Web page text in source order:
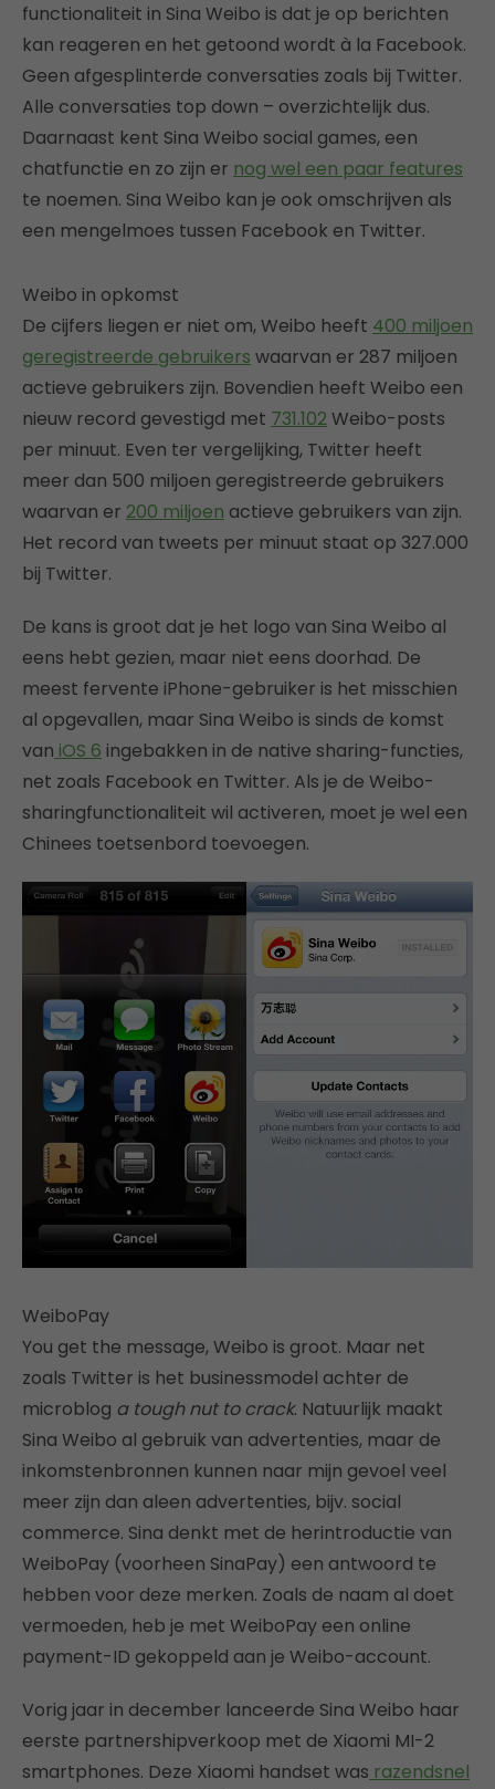
functionaliteit in Sina Weibo is dat je op berichten
kan reageren en het getoond wordt à la Facebook.
Geen afgesplinterde conversaties zoals bij Twitter.
Alle conversaties top down – overzichtelijk dus.
Daarnaast kent Sina Weibo social games, een
chatfunctie en zo zijn er nog wel een paar features
te noemen. Sina Weibo kan je ook omschrijven als
een mengelmoes tussen Facebook en Twitter.
Weibo in opkomst
De cijfers liegen er niet om, Weibo heeft 400 miljoen
geregistreerde gebruikers waarvan er 287 miljoen
actieve gebruikers zijn. Bovendien heeft Weibo een
nieuw record gevestigd met 731.102Weibo-posts
per minuut. Even ter vergelijking, Twitter heeft
meer dan 500 miljoen geregistreerde gebruikers
waarvan er 200 miljoen actieve gebruikers van zijn.
Het record van tweets per minuut staat op 327.000
bij Twitter.
De kans is groot dat je het logo van Sina Weibo al
eens hebt gezien, maar niet eens doorhad. De
meest fervente iPhone-gebruiker is het misschien
al opgevallen, maar Sina Weibo is sinds de komst
van iOS 6 ingebakken in de native sharing-functies,
net zoals Facebook en Twitter. Als je de Weibo-
sharingfunctionaliteit wil activeren, moet je wel een
Chinees toetsenbord toevoegen.
WeiboPay
You get the message, Weibo is groot. Maar net
zoals Twitter is het businessmodel achter de
microblog a tough nut to crack. Natuurlijk maakt
Sina Weibo al gebruik van advertenties, maar de
inkomstenbronnen kunnen naar mijn gevoel veel
meer zijn dan aleen advertenties, bijv. social
commerce. Sina denkt met de herintroductie van
WeiboPay (voorheen SinaPay) een antwoord te
hebben voor deze merken. Zoals de naam al doet
vermoeden, heb je met WeiboPay een online
payment-ID gekoppeld aan je Weibo-account.
Vorig jaar in december lanceerde Sina Weibo haar
eerste partnershipverkoop met de Xiaomi MI-2
smartphones. Deze Xiaomi handset was razendsnel